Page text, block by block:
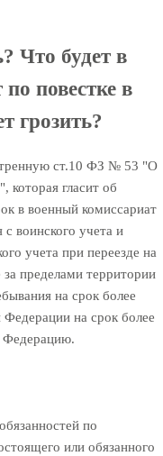
Что будет в
повестке в
грозить?
ст.10 ФЗ № 53 "О
которая гласит об
в военный комиссариат
с воинского учета и
учета при переезде на
пределами территории
на срок более
Федерации на срок более
Федерацию.
по
или обязанного